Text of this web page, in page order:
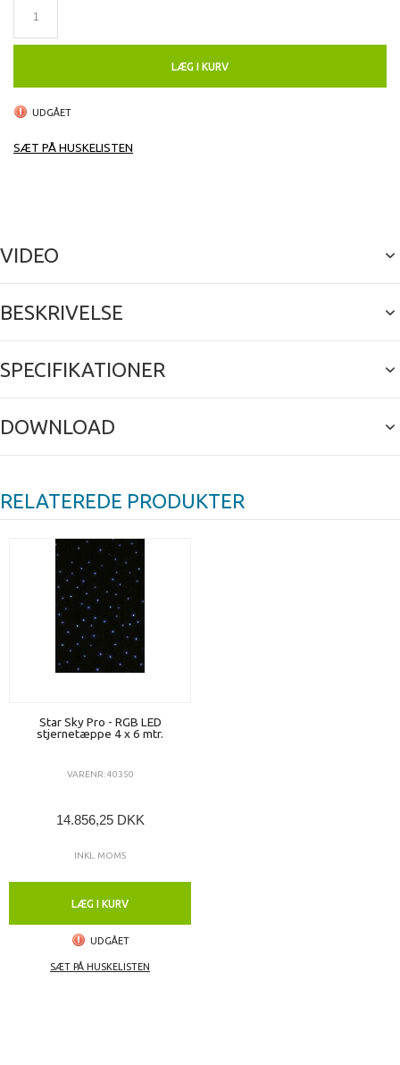
LÆG I KURV
UDGÅET
SÆT PÅ HUSKELISTEN
VIDEO
BESKRIVELSE
SPECIFIKATIONER
DOWNLOAD
RELATEREDE PRODUKTER
Star Sky Pro - RGB LED
stjernetæppe 4 x 6 mtr.
VARENR: 40350
14.856,25 DKK
INKL. MOMS
LÆG I KURV
UDGÅET
SÆT PÅ HUSKELISTEN